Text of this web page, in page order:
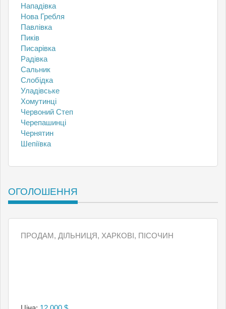
Нападівка
Нова Гребля
Павлівка
Пиків
Писарівка
Радівка
Сальник
Слобідка
Уладівське
Хомутинці
Червоний Степ
Черепашинці
Чернятин
Шепіївка
ОГОЛОШЕННЯ
ПРОДАМ, ДІЛЬНИЦЯ, ХАРКОВІ, ПІСОЧИН